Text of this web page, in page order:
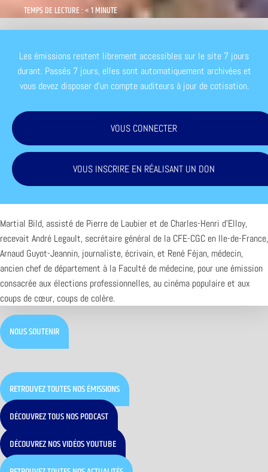
TEMPS DE LECTURE : < 1 MINUTE
Les émissions restent librement accessibles sur le site 7 jours
durant. Passés 7 jours, elles sont automatiquement archivées et
vous devez disposer d'un compte auditeurs à jour de cotisation.
VOUS CONNECTER
VOUS INSCRIRE EN RÉALISANT UN DON
Martial Bild, assisté de Pierre de Laubier et de Charles-Henri d’Elloy,
recevait André Legault, secrétaire général de la CFE-CGC en Ile-de-France,
Arnaud Guyot-Jeannin, journaliste, écrivain, et René Féjan, médecin,
ancien chef de département à la Faculté de médecine, pour une émission
consacrée aux élections professionnelles, au cinéma populaire et aux
coups de cœur, coups de colère.
NOUS SOUTENIR
RETROUVEZ TOUTES NOS ÉMISSIONS
DÉCOUVREZ TOUS NOS PODCAST
DÉCOUVREZ NOS VIDÉOS YOUTUBE